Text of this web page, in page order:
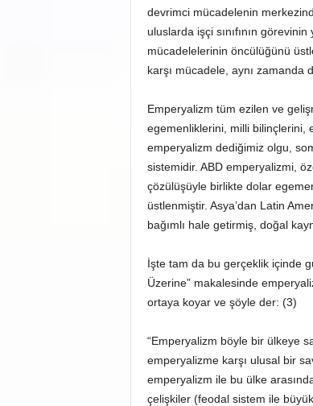
devrimci mücadelenin
uluslarda işçi sınıfının
mücadelelerinin öncülüğünü
karşı mücadele, aynı zamanda
Emperyalizm tüm ezilen ve
egemenliklerini, milli bilinçlerini,
emperyalizm dediğimiz olgu,
sistemidir. ABD emperyalizmi,
çözülüşüyle birlikte dolar
üstlenmiştir. Asya’dan Latin
bağımlı hale getirmiş, doğal
İşte tam da bu gerçeklik içinde
Üzerine” makalesinde
ortaya koyar ve şöyle der: (3)
“Emperyalizm böyle bir ülkeye
emperyalizme karşı ulusal bir
emperyalizm ile bu ülke
çelişkiler (feodal sistem ile